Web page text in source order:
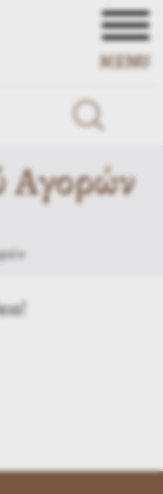
MENU
Αγορών